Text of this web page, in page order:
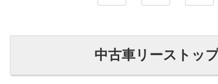
中古車リーストッ